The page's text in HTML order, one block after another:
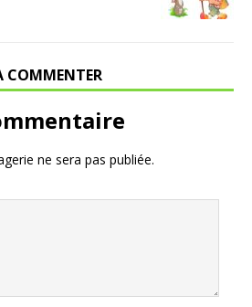
COMMENTER
ne sera pas publiée.